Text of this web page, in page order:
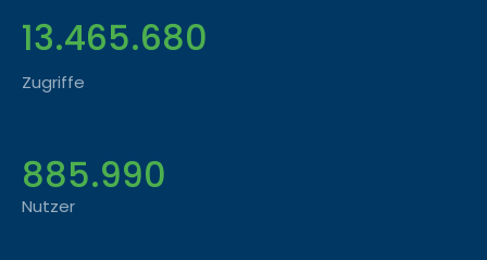
13.465.680
Zugriffe
885.990
Nutzer